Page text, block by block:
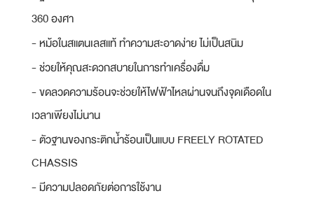
360 องศา
- หม้อในสแตนเลสแท้ ทำความสะอาดง่าย ไม่เป็นสนิม
- ช่วยให้คุณสะดวกสบายในการทำเครื่องดื่ม
- ขดลวดความร้อนจะช่วยให้ไฟฟ้าไหลผ่านจนถึงจุดเดือดใน
เวลาเพียงไม่นาน
- ตัวฐานของกระติกน้ำร้อนเป็นแบบ FREELY ROTATED
CHASSIS
- มีความปลอดภัยต่อการใช้งาน